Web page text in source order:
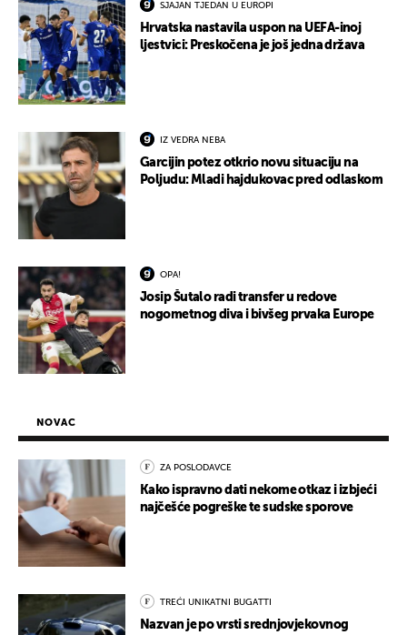
SJAJAN TJEDAN U EUROPI
Hrvatska nastavila uspon na UEFA-inoj
ljestvici: Preskočena je još jedna država
IZ VEDRA NEBA
Garcijin potez otkrio novu situaciju na
Poljudu: Mladi hajdukovac pred odlaskom
OPA!
Josip Šutalo radi transfer u redove
nogometnog diva i bivšeg prvaka Europe
NOVAC
ZA POSLODAVCE
Kako ispravno dati nekome otkaz i izbjeći
najčešće pogreške te sudske sporove
TREĆI UNIKATNI BUGATTI
Nazvan je po vrsti srednjovjekovnog